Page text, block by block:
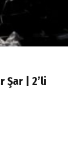
Şar | 2’li